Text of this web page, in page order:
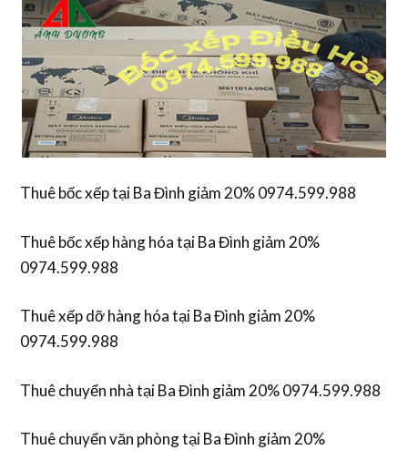
Thuê bốc xếp tại Ba Đình giảm 20% 0974.599.988
Thuê bốc xếp hàng hóa tại Ba Đình giảm 20%
0974.599.988
Thuê xếp dỡ hàng hóa tại Ba Đình giảm 20%
0974.599.988
Thuê chuyển nhà tại Ba Đình giảm 20% 0974.599.988
Thuê chuyển văn phòng tại Ba Đình giảm 20%